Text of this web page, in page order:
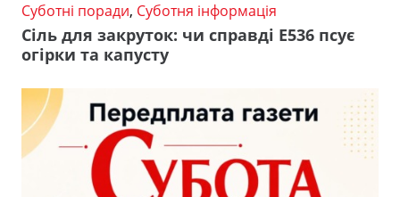
Суботні поради, Суботня інформація
Сіль для закруток: чи справді Е536 псує
огірки та капусту